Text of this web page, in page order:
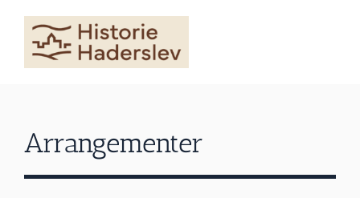
content
Arrangementer